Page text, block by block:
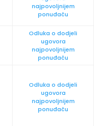
najpovoljnijem
ponuđaču
Odluka o dodjeli
ugovora
najpovoljnijem
ponuđaču
Odluka o dodjeli
ugovora
najpovoljnijem
ponuđaču